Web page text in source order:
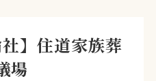
社】住道家族葬
場